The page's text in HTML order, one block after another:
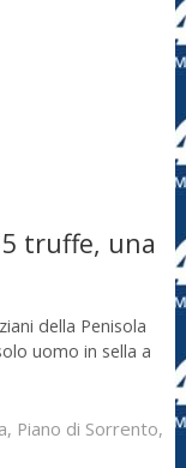
truffe, una
della Penisola
uomo in sella a
, Piano di Sorrento,